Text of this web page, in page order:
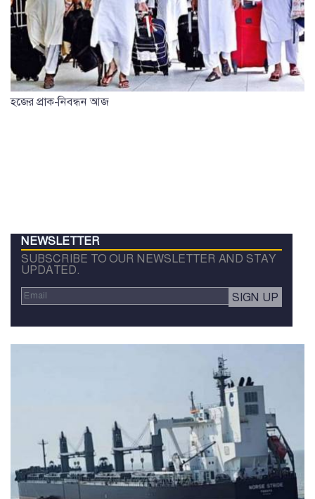
হজের প্রাক-নিবন্ধন আজ
NEWSLETTER
SUBSCRIBE TO OUR NEWSLETTER AND STAY
UPDATED.